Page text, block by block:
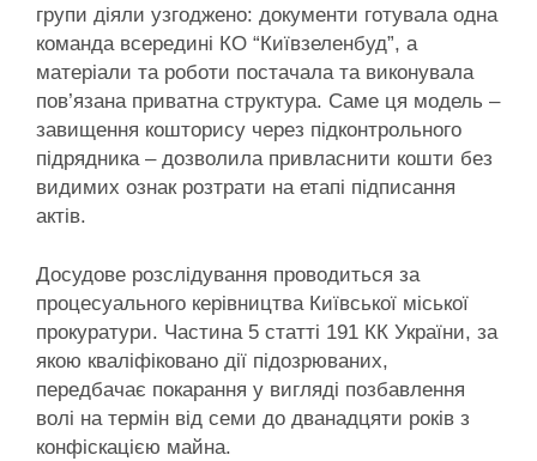
групи діяли узгоджено: документи готувала одна
команда всередині КО “Київзеленбуд”, а
матеріали та роботи постачала та виконувала
пов’язана приватна структура. Саме ця модель –
завищення кошторису через підконтрольного
підрядника – дозволила привласнити кошти без
видимих ознак розтрати на етапі підписання
актів.
Досудове розслідування проводиться за
процесуального керівництва Київської міської
прокуратури. Частина 5 статті 191 КК України, за
якою кваліфіковано дії підозрюваних,
передбачає покарання у вигляді позбавлення
волі на термін від семи до дванадцяти років з
конфіскацією майна.